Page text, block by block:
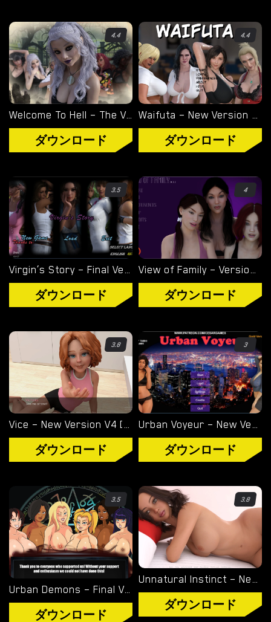
オーバーウォッチ
ディミトレスク夫人
バイオハザード
ビジュアルノベル
4.4
Welcome To Hell – The Vampire Chronicles – New Version 0.1.0 Remastered [NoobPRO Games]
ダウンロード
4.4
Waifuta – New Version 0.6 [Tiltproofno]
ダウンロード
3.5
Virgin’s Story – Final Version 1.0 [Wet Pantsu Games]
ダウンロード
4
View of Family – Version 0.1.4 [Marvel]
ダウンロード
3.8
Vice – New Version V4 [Storyteller97]
ダウンロード
3
Urban Voyeur – New Version 1.0.0 (Full Game) [Cesar Games]
ダウンロード
3.5
Urban Demons – Final Version 1.1 [Nergal]
ダウンロード
3.8
Unnatural Instinct – New Version 0.6 [Merizmare]
ダウンロード